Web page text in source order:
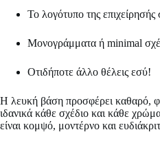
Το λογότυπο της επιχείρησής
Μονογράμματα ή minimal
Οτιδήποτε άλλο θέλεις εσύ!
Η λευκή βάση προσφέρει καθαρό,
ιδανικά κάθε σχέδιο και κάθε
είναι κομψό, μοντέρνο και